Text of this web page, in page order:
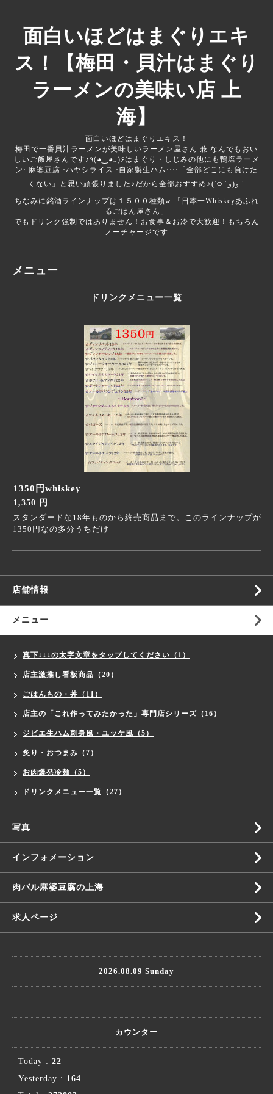
面白いほどはまぐりエキ
ス！【梅田・貝汁はまぐり
ラーメンの美味い店 上
海】
面白いほどはまぐりエキス！
梅田で一番貝汁ラーメンが美味しいラーメン屋さん 兼 なんでもおい
しいご飯屋さんです♪‎‎‎‎٩(◕‿◕｡)۶はまぐり・しじみの他にも鴨塩ラーメ
ン· 麻婆豆腐 ·ハヤシライス ·自家製生ハム····「全部どこにも負けた
くない」と思い頑張りました♪だから全部おすすめ♪‎⁦( ᷇࿀ ᷆ و(و "
ちなみに銘酒ラインナップは１５００種類‪w 「日本一Whiskeyあふれ
るごはん屋さん」
でもドリンク強制ではありません！お食事＆お冷で大歓迎！もちろん
ノーチャージです
メニュー
ドリンクメニュー一覧
1350円whiskey
1,350 円
スタンダードな18年ものから終売商品まで。このラインナップが
1350円なの多分うちだけ
店舗情報
メニュー
真下↓↓↓の太字文章をタップしてください（1）
店主激推し看板商品（20）
ごはんもの・丼（11）
店主の「これ作ってみたかった」専門店シリーズ（16）
ジビエ生ハム刺身風・ユッケ風（5）
炙り・おつまみ（7）
お肉爆発冷麺（5）
ドリンクメニュー一覧（27）
写真
インフォメーション
肉バル麻婆豆腐の上海
求人ページ
2026.08.09 Sunday
カウンター
Today : 22
Yesterday : 164